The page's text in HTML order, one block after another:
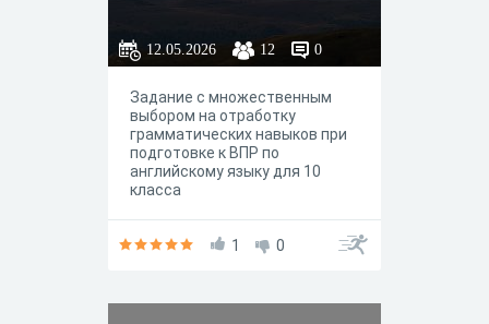
12.05.2026 12 0
Задание с множественным
выбором на отработку
грамматических навыков при
подготовке к ВПР по
английскому языку для 10
класса
1 0